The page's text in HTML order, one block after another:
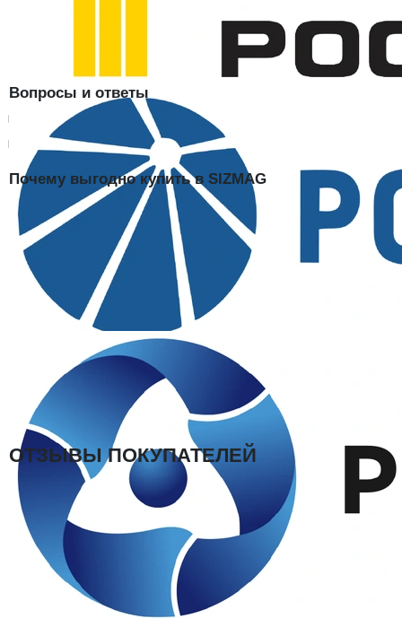
васильковый
Вопросы и ответы
Подходит ли васильковый цвет для женского персонала?
Есть ли документы соответствия на жилет?
Почему выгодно купить в SIZMAG
Жилет СТАНДАРТ в наличии на складе SIZMAG в Москве —
отгрузка в день заказа, доставка по всей России. Работаем с
юрлицами по счёту, спецусловия на опт: 8 (495) 128-01-36.
Сертификаты пока не прикреплены к карточке
Предоставим
сертификаты, декларации и подтверждающие документы по
запросу.
Доставка:по Москве, регионам России и СНГ транспортными
возможен со склада по согласованию с
менеджером.
Оплата:
безналичный расчет для юридических лиц, счет и
закрывающие документы.
ОТЗЫВЫ ПОКУПАТЕЛЕЙ
Для данного товара пока нет отзывов. Вы можете оставить первый
отзыв, он появится после модерации.
Оценить товар
Отзывов пока нет
Оставьте отзыв о товаре, и после проверки он
появится на странице.